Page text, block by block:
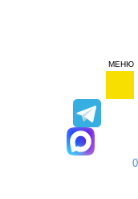
МЕНЮ
0